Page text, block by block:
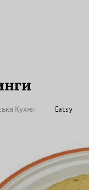
Кухня Eatsy